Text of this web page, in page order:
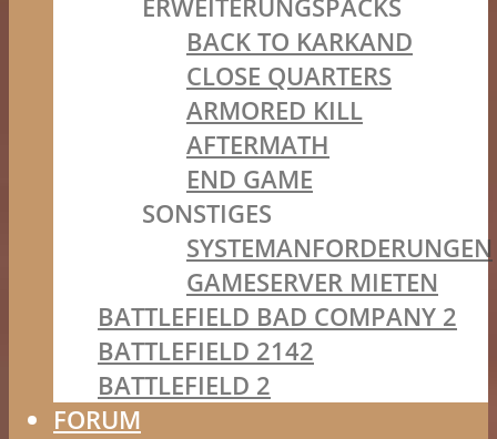
ERWEITERUNGSPACKS
BACK TO KARKAND
CLOSE QUARTERS
ARMORED KILL
AFTERMATH
END GAME
SONSTIGES
SYSTEMANFORDERUNGEN
GAMESERVER MIETEN
BATTLEFIELD BAD COMPANY 2
BATTLEFIELD 2142
BATTLEFIELD 2
FORUM